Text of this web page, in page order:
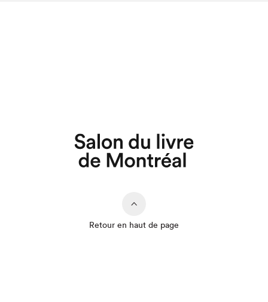
Retour en haut de page